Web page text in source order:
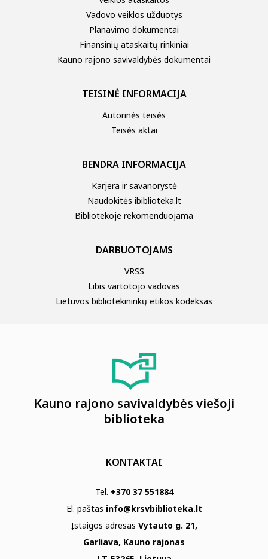
Vadovo veiklos užduotys
Planavimo dokumentai
Finansinių ataskaitų rinkiniai
Kauno rajono savivaldybės dokumentai
TEISINĖ INFORMACIJA
Autorinės teisės
Teisės aktai
BENDRA INFORMACIJA
Karjera ir savanorystė
Naudokitės ibiblioteka.lt
Bibliotekoje rekomenduojama
DARBUOTOJAMS
VRSS
Libis vartotojo vadovas
Lietuvos bibliotekininkų etikos kodeksas
Kauno rajono savivaldybės viešoji
biblioteka
KONTAKTAI
Tel. +370 37 551884
El. paštas info@krsvbiblioteka.lt
Įstaigos adresas Vytauto g. 21,
Garliava, Kauno rajonas